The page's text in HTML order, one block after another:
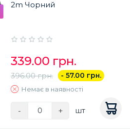
2m Чорний
339.00 грн.
396.00 грн. - 57.00 грн.
Немає в наявності
- + шт